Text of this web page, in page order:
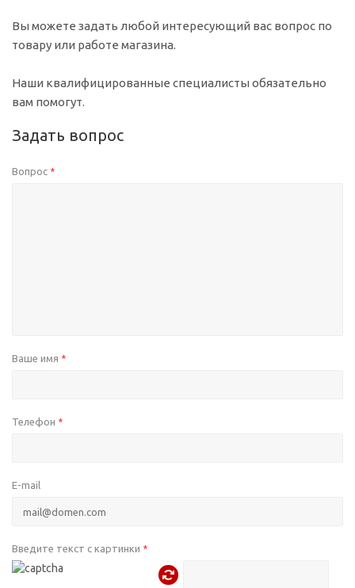
Вы можете задать любой интересующий вас вопрос по
товару или работе магазина.
Наши квалифицированные специалисты обязательно
вам помогут.
Задать вопрос
Вопрос *
Ваше имя *
Телефон *
E-mail
Введите текст с картинки *